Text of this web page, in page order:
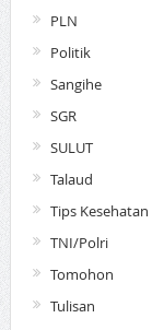
PLN
Politik
Sangihe
SGR
SULUT
Talaud
Tips Kesehatan
TNI/Polri
Tomohon
Tulisan